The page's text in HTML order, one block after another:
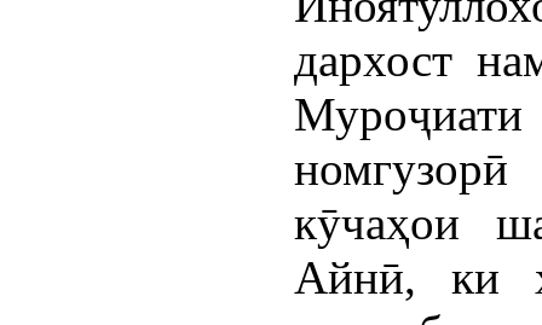
дархост
кӯчаҳои
Айнӣ, ки